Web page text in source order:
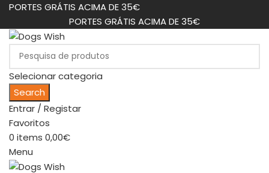
PORTES GRÁTIS ACIMA DE 35€
PORTES GRÁTIS ACIMA DE 35€
Selecionar categoria
Search
Entrar / Registar
Favoritos
0 items 0,00€
Menu